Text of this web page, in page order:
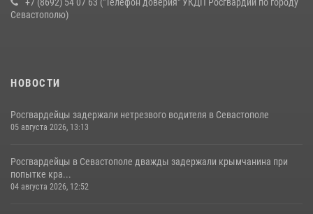
Севастополю)
НОВОСТИ
Росгвардейцы задержали нетрезвого водителя в Севастополе
05 августа 2026, 13:13
Росгвардейцы в Севастополе дважды задержали крымчанина при
попытке кра...
04 августа 2026, 12:52